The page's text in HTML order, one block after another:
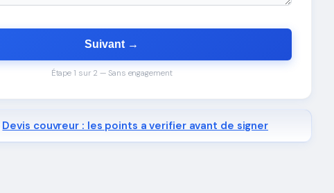
Suivant →
Étape 1 sur 2 — Sans engagement
Devis couvreur : les points a verifier avant de signer